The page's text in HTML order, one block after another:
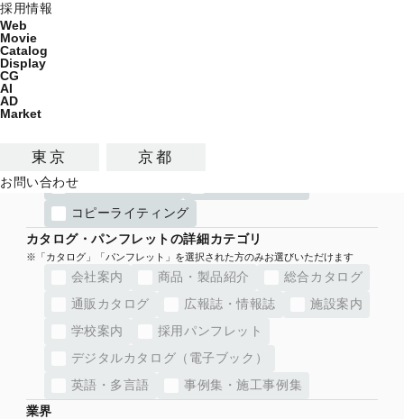
採用情報
Web
Movie
Catalog
Display
CG
AI
AD
Market
東京 京都
お問い合わせ
制作サービス
ロゴ・イラスト
取説・マニュアル
コピーライティング
カタログ・パンフレットの詳細カテゴリ
会社案内 商品・製品紹介
総合カタログ
通販カタログ
広報誌・情報誌
施設案内
学校案内
採用パンフレット
デジタルカタログ（電子ブック）
英語・多言語
事例集・施工事例集
業界